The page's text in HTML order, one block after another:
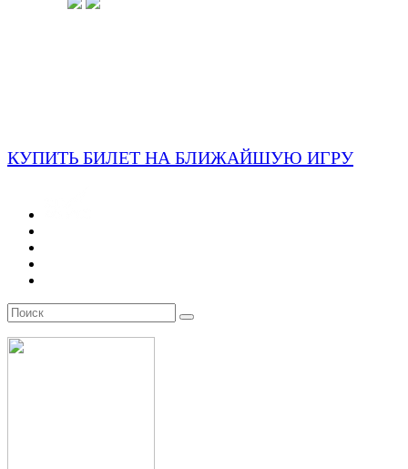
КУПИТЬ БИЛЕТ НА БЛИЖАЙШУЮ ИГРУ